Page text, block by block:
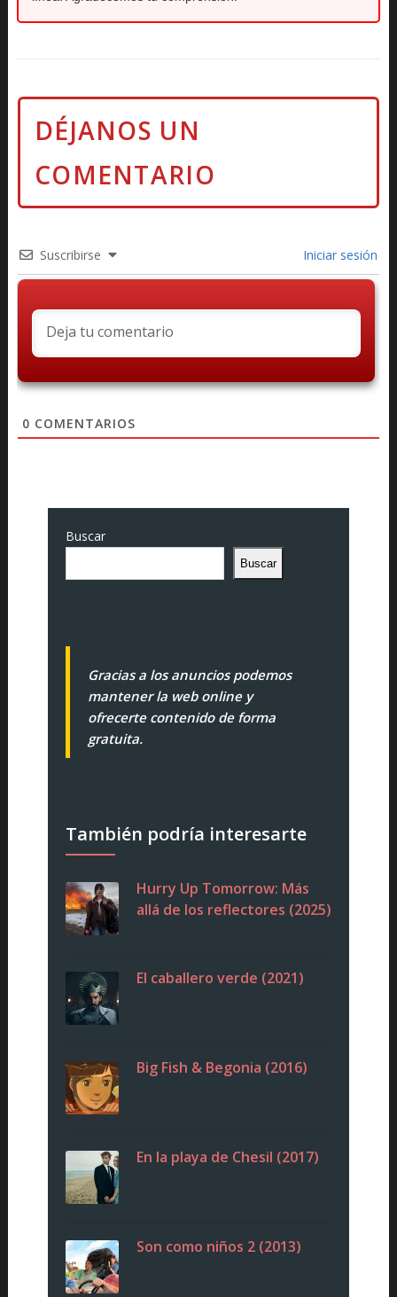
Suscribirse Iniciar sesión
0 COMENTARIOS
Buscar
Buscar
Gracias a los anuncios podemos
mantener la web online y
ofrecerte contenido de forma
gratuita.
También podría interesarte
Hurry Up Tomorrow: Más
allá de los reflectores (2025)
El caballero verde (2021)
Big Fish & Begonia (2016)
En la playa de Chesil (2017)
Son como niños 2 (2013)